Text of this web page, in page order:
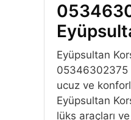
Eyüpsultan
05346302375
ucuz ve
Eyüpsultan
lüks araçları